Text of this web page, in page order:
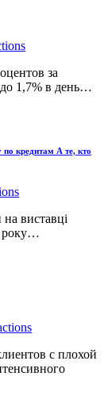
за
1,7% в день…
кредитам А те, кто
виставці
року…
с плохой